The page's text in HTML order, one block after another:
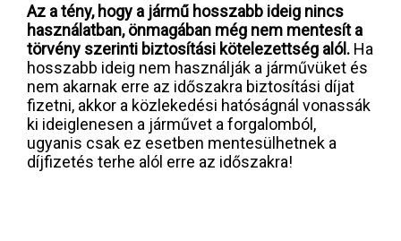
Az a tény, hogy a jármű hosszabb ideig nincs
használatban, önmagában még nem mentesít a
törvény szerinti biztosítási kötelezettség alól. Ha
hosszabb ideig nem használják a járművüket és
nem akarnak erre az időszakra biztosítási díjat
fizetni, akkor a közlekedési hatóságnál vonassák
ki ideiglenesen a járművet a forgalomból,
ugyanis csak ez esetben mentesülhetnek a
díjfizetés terhe alól erre az időszakra!